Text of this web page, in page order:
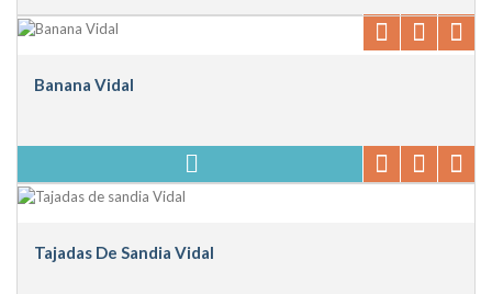
Banana Vidal
Tajadas De Sandia Vidal